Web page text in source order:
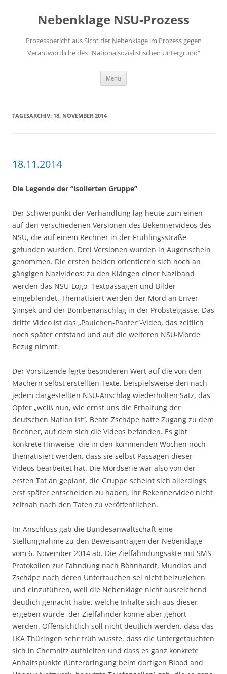
springenNebenklage NSU-Prozess
Prozessbericht aus Sicht der Nebenklage im Prozess gegen
Verantwortliche des "Nationalsozialistischen Untergrund"
Menü
TAGESARCHIV: 18. NOVEMBER 2014
18.11.2014
Die Legende der “isolierten Gruppe”
Der Schwerpunkt der Verhandlung lag heute zum einen
auf den verschiedenen Versionen des Bekennervideos des
NSU, die auf einem Rechner in der Frühlingsstraße
gefunden wurden. Drei Versionen wurden in Augenschein
genommen. Die ersten beiden orientieren sich noch an
gängigen Nazivideos: zu den Klängen einer Naziband
werden das NSU-Logo, Textpassagen und Bilder
eingeblendet. Thematisiert werden der Mord an Enver
Şimşek und der Bombenanschlag in der Probsteigasse. Das
dritte Video ist das „Paulchen-Panter“-Video, das zeitlich
noch später entstand und auf die weiteren NSU-Morde
Bezug nimmt.
Der Vorsitzende legte besonderen Wert auf die von den
Machern selbst erstellten Texte, beispielsweise den nach
jedem dargestellten NSU-Anschlag wiederholten Satz, das
Opfer „weiß nun, wie ernst uns die Erhaltung der
deutschen Nation ist“. Beate Zschäpe hatte Zugang zu dem
Rechner, auf dem sich die Videos befanden. Es gibt
konkrete Hinweise, die in den kommenden Wochen noch
thematisiert werden, dass sie selbst Passagen dieser
Videos bearbeitet hat. Die Mordserie war also von der
ersten Tat an geplant, die Gruppe scheint sich allerdings
erst später entscheiden zu haben, ihr Bekennervideo nicht
zeitnah nach den Taten zu veröffentlichen.
Im Anschluss gab die Bundesanwaltschaft eine
Stellungnahme zu den Beweisanträgen der Nebenklage
vom 6. November 2014 ab. Die Zielfahndungsakte mit SMS-
Protokollen zur Fahndung nach Böhnhardt, Mundlos und
Zschäpe nach deren Untertauchen sei nicht beizuziehen
und einzuführen, weil die Nebenklage nicht ausreichend
deutlich gemacht habe, welche Inhalte sich aus dieser
ergeben würde, der Zielfahnder könne aber gehört
werden. Offensichtlich soll nicht deutlich werden, dass das
LKA Thüringen sehr früh wusste, dass die Untergetauchten
sich in Chemnitz aufhielten und dass es ganz konkrete
Anhaltspunkte (Unterbringung beim dortigen Blood and